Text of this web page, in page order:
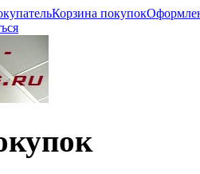
Корзина покупок